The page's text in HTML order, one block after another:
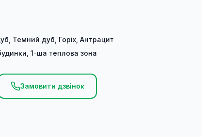
Темний дуб, Горіх, Антрацит
1-ша теплова зона
Замовити дзвінок